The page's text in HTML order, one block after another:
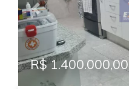
Previous
R$ 1.400.000,00